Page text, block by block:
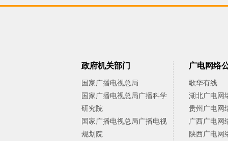
政府机关部门
国家广播电视总局
国家广播电视总局广播科学
研究院
国家广播电视总局广播电视
规划院
广电网络
歌华有线
湖北广电网
贵州广电网
广西广电网
陕西广电网